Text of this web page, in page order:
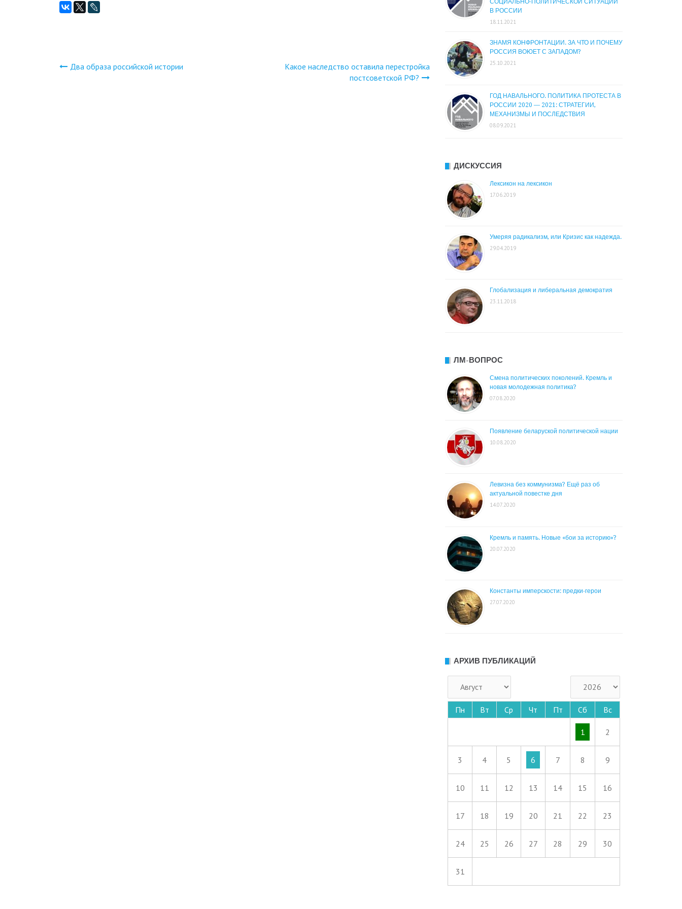
Навигация
Два образа российской истории
Какое наследство оставила перестройка
постсоветской РФ?
В РОССИИ
18.11.2021
ЗНАМЯ КОНФРОНТАЦИИ. ЗА ЧТО И ПОЧЕМУ
РОССИЯ ВОЮЕТ С ЗАПАДОМ?
25.10.2021
ГОД НАВАЛЬНОГО. ПОЛИТИКА ПРОТЕСТА В
РОССИИ 2020 — 2021: СТРАТЕГИИ,
МЕХАНИЗМЫ И ПОСЛЕДСТВИЯ
08.09.2021
ДИСКУССИЯ
Лексикон на лексикон
17.06.2019
Умеряя радикализм, или Кризис как надежда.
29.04.2019
Глобализация и либеральная демократия
23.11.2018
ЛМ-ВОПРОС
Смена политических поколений. Кремль и
новая молодежная политика?
07.08.2020
Появление беларуской политической нации
10.08.2020
Левизна без коммунизма? Ещё раз об
актуальной повестке дня
14.07.2020
Кремль и память. Новые «бои за историю»?
20.07.2020
Константы имперскости: предки-герои
27.07.2020
АРХИВ ПУБЛИКАЦИЙ
Пн Вт Ср Чт Пт Сб Вс
1 2
3 4 5 6 7 8 9
10 11 12 13 14 15 16
17 18 19 20 21 22 23
24 25 26 27 28 29 30
31